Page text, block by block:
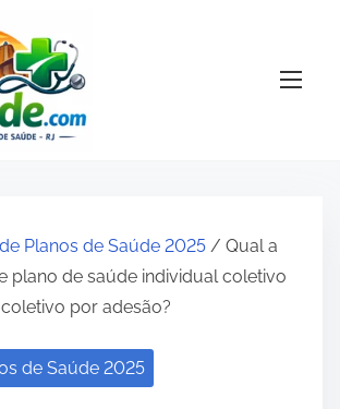
Planos de Saúde 2025 / Qual a
plano de saúde individual coletivo
por adesão?
de Saúde 2025